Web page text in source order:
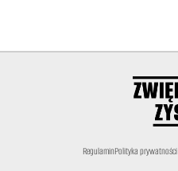
RegulaminPolityka prywatności